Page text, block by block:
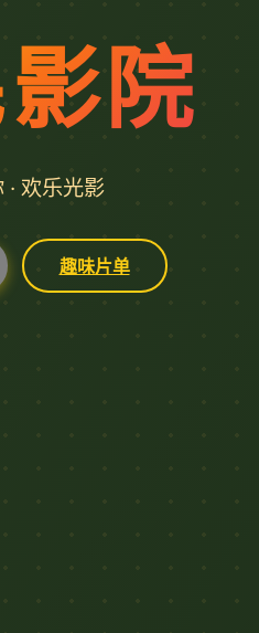
院
· 欢乐光影
趣味片单